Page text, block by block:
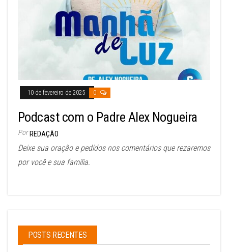
10 de fevereiro de 2025 0
Podcast com o Padre Alex Nogueira
Por REDAÇÃO
Deixe sua oração e pedidos nos comentários que rezaremos
por você e sua família.
POSTS RECENTES